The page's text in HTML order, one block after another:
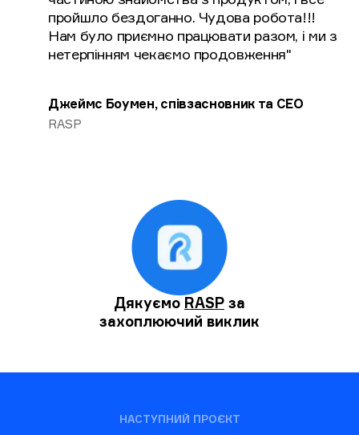
пройшло бездоганно. Чудова робота!!!
Нам було приємно працювати разом, і ми з
нетерпінням чекаємо продовження"
Джеймс Боумен, співзасновник та CEO
RASP
Дякуємо RASP за
захоплюючий виклик
НАСТУПНИЙ ПРОЄКТ